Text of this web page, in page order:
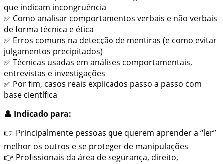
que indicam incongruência
✅ Como analisar comportamentos verbais e não verbais
de forma técnica e ética
✅ Erros comuns na detecção de mentiras (e como evitar
julgamentos precipitados)
✅ Técnicas usadas em análises comportamentais,
entrevistas e investigações
✅ Por fim, casos reais explicados passo a passo com
base científica
👤 Indicado para:
👉 Principalmente pessoas que querem aprender a “ler”
melhor os outros e se proteger de manipulações
👉 Profissionais da área de segurança, direito,